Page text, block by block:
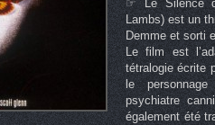
☞ Le Silence
Lambs) est un
Demme et sorti
Le film est
tétralogie écrite
le
psychiatre
également été